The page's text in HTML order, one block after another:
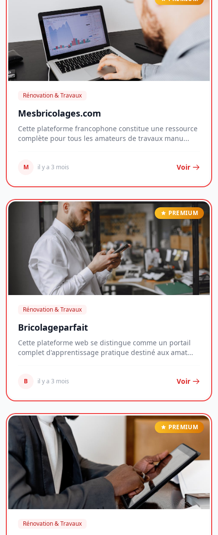
Rénovation & Travaux
Mesbricolages.com
Cette plateforme francophone constitue une ressource
complète pour tous les amateurs de travaux manu...
M il y a 3 mois Voir
PREMIUM
Rénovation & Travaux
Bricolageparfait
Cette plateforme web se distingue comme un portail
complet d'apprentissage pratique destiné aux amat...
B il y a 3 mois Voir
PREMIUM
Rénovation & Travaux